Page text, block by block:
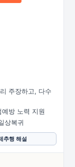
주장하고, 다수
방 노력 지원
상복귀
추행 해설